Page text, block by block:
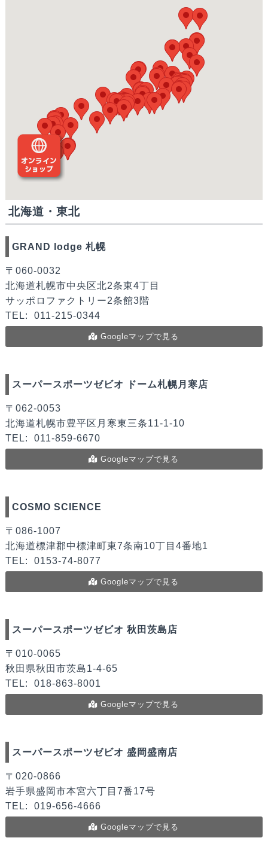
北海道・東北
GRAND lodge 札幌
〒060-0032
北海道札幌市中央区北2条東4丁目
サッポロファクトリー2条館3階
TEL:
011-215-0344
Googleマップで見る
スーパースポーツゼビオ ドーム札幌月寒店
〒062-0053
北海道札幌市豊平区月寒東三条11-1-10
TEL:
011-859-6670
Googleマップで見る
COSMO SCIENCE
〒086-1007
北海道標津郡中標津町東7条南10丁目4番地1
TEL:
0153-74-8077
Googleマップで見る
スーパースポーツゼビオ 秋田茨島店
〒010-0065
秋田県秋田市茨島1-4-65
TEL:
018-863-8001
Googleマップで見る
スーパースポーツゼビオ 盛岡盛南店
〒020-0866
岩手県盛岡市本宮六丁目7番17号
TEL:
019-656-4666
Googleマップで見る